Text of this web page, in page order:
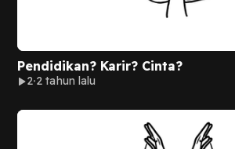
Pendidikan? Karir? Cinta?
2 2 tahun lalu